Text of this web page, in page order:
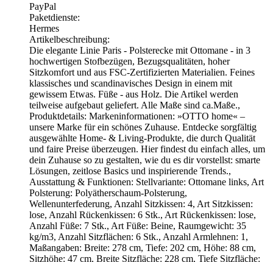
PayPal
Paketdienste:
Hermes
Artikelbeschreibung:
Die elegante Linie Paris - Polsterecke mit Ottomane - in 3
hochwertigen Stofbezügen, Bezugsqualitäten, hoher
Sitzkomfort und aus FSC-Zertifizierten Materialien. Feines
klassisches und scandinavisches Design in einem mit
gewissem Etwas. Füße - aus Holz. Die Artikel werden
teilweise aufgebaut geliefert. Alle Maße sind ca.Maße.,
Produktdetails: Markeninformationen: »OTTO home« –
unsere Marke für ein schönes Zuhause. Entdecke sorgfältig
ausgewählte Home- & Living-Produkte, die durch Qualität
und faire Preise überzeugen. Hier findest du einfach alles, um
dein Zuhause so zu gestalten, wie du es dir vorstellst: smarte
Lösungen, zeitlose Basics und inspirierende Trends.,
Ausstattung & Funktionen: Stellvariante: Ottomane links, Art
Polsterung: Polyätherschaum-Polsterung,
Wellenunterfederung, Anzahl Sitzkissen: 4, Art Sitzkissen:
lose, Anzahl Rückenkissen: 6 Stk., Art Rückenkissen: lose,
Anzahl Füße: 7 Stk., Art Füße: Beine, Raumgewicht: 35
kg/m3, Anzahl Sitzflächen: 6 Stk., Anzahl Armlehnen: 1,
Maßangaben: Breite: 278 cm, Tiefe: 202 cm, Höhe: 88 cm,
Sitzhöhe: 47 cm, Breite Sitzfläche: 228 cm, Tiefe Sitzfläche: